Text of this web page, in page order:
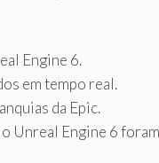
Engine 6.
em tempo real.
da Epic.
Unreal Engine 6